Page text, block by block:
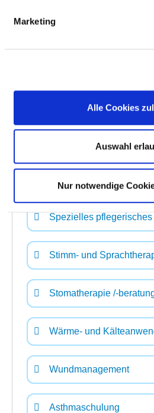
Marketing
Alle Cookies
Auswahl
Nur notwendige
Rückenschule /
Schmerztherapie /-
Sehschule / Orthoptik
Spezielles
Stimm- und
Stomatherapie /-
Wärme- und
Wundmanagement
Asthmaschulung